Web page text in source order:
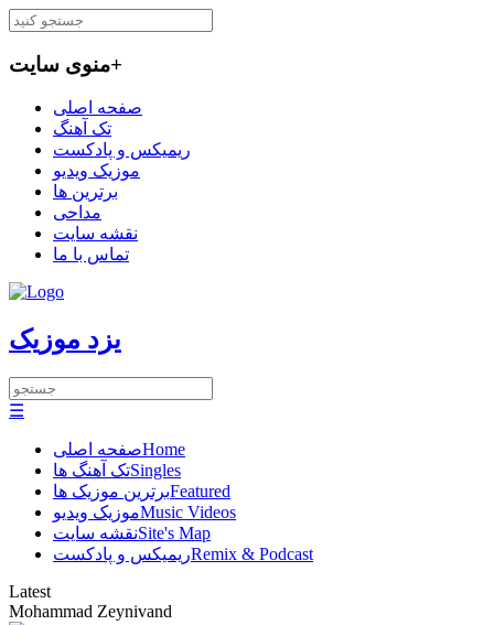
منوی سایت+
صفحه اصلی
تک آهنگ
ریمیکس و پادکست
موزیک ویدیو
برترین ها
مداحی
نقشه سایت
تماس با ما
یزد موزیک
☰
صفحه اصلیHome
تک آهنگ هاSingles
برترین موزیک هاFeatured
موزیک ویدیوMusic Videos
نقشه سایتSite's Map
ریمیکس و پادکستRemix & Podcast
Latest
Mohammad Zeynivand